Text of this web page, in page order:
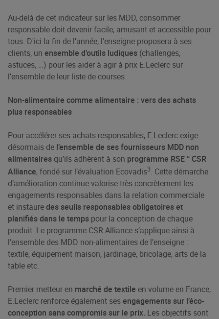
Au-delà de cet indicateur sur les MDD, consommer
responsable doit devenir facile, amusant et accessible pour
tous. D'ici la fin de l'année, l'enseigne proposera à ses
clients, un ensemble d’outils ludiques (challenges,
astuces, …) pour les aider à agir à prix E.Leclerc sur
l’ensemble de leur liste de courses.
Non-alimentaire comme alimentaire : vers des achats
plus responsables
Pour accélérer ses achats responsables, E.Leclerc exige
désormais de l’ensemble de ses fournisseurs MDD non
alimentaires qu’ils adhèrent à son programme RSE “ CSR
Alliance, fondé sur l’évaluation Ecovadis3. Cette démarche
d’amélioration continue valorise très concrètement les
engagements responsables dans la relation commerciale
et instauredes seuils responsables obligatoires et
planifiés dans le temps pour la conception de chaque
produit. Le programme CSR Alliance s’applique ainsi à
l’ensemble des MDD non-alimentaires de l’enseigne :
textile, équipement maison, jardinage, bricolage, arts de la
table etc.​
Premier metteur en marché de textile en volume en France,
E.Leclerc renforce également sesengagements sur l’éco-
conception sans compromis sur le prix. Les objectifs sont